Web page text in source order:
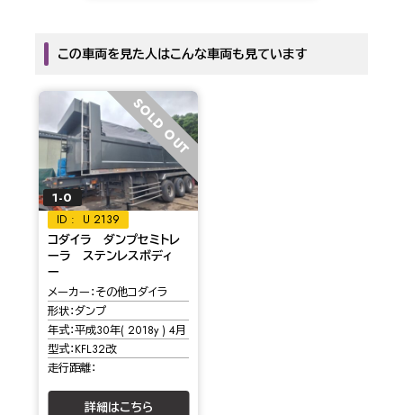
この車両を見た人はこんな車両も見ています
SOLD OUT
1-0
U 2139
コダイラ ダンプセミトレ
ーラ ステンレスボディ
ー
メーカー その他コダイラ
形状 ダンプ
年式 平成30年( 2018y ) 4月
型式 KFL32改
走行距離
詳細はこちら